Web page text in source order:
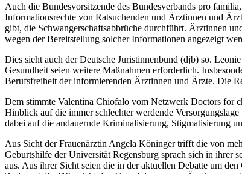
Auch die Bundesvorsitzende des Bundesverbands pro
Informationsrechte von Ratsuchenden und Ärztinnen und
gibt, die Schwangerschaftsabbrüche durchführt. Ärztinnen
wegen der Bereitstellung solcher Informationen angezeigt
Dies sieht auch der Deutsche Juristinnenbund (djb) so.
Gesundheit seien weitere Maßnahmen erforderlich.
Berufsfreiheit der informierenden Ärztinnen und Ärzte. Die
Dem stimmte Valentina Chiofalo vom Netzwerk Doctors for
Hinblick auf die immer schlechter werdende
dabei auf die andauernde Kriminalisierung, Stigmatisierung
Aus Sicht der Frauenärztin Angela Köninger trifft die von
Geburtshilfe der Universität Regensburg sprach sich in ihrer
aus. Aus ihrer Sicht seien die in der aktuellen Debatte um